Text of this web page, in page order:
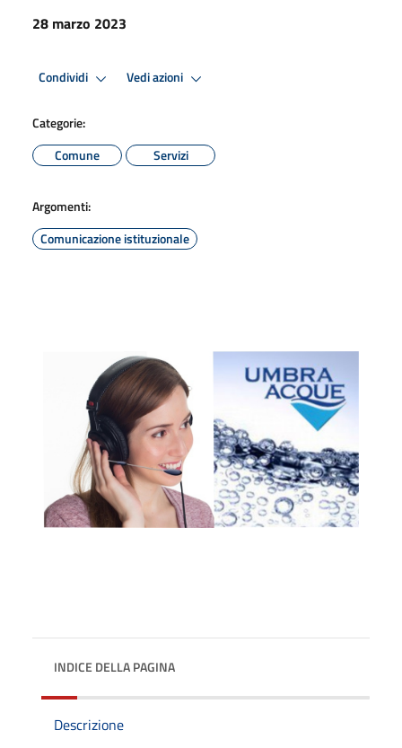
28 marzo 2023
Condividi Vedi azioni
Categorie:
Comune
Servizi
Argomenti:
Comunicazione istituzionale
INDICE DELLA PAGINA
Descrizione